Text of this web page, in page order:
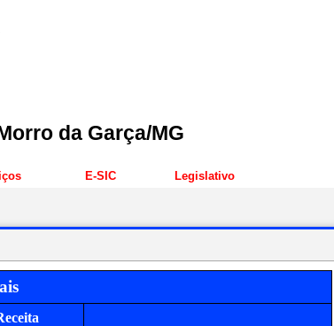
da Garça/MG
E-SIC Legislativo